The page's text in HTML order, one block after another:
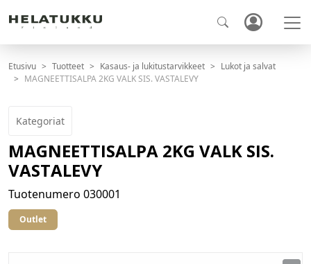
Etusivu Tuotteet Kasaus- ja lukitustarvikkeet
Lukot ja salvat
MAGNEETTISALPA 2KG VALK SIS. VASTALEVY
Kategoriat
MAGNEETTISALPA 2KG VALK SIS.
VASTALEVY
Tuotenumero 030001
Outlet